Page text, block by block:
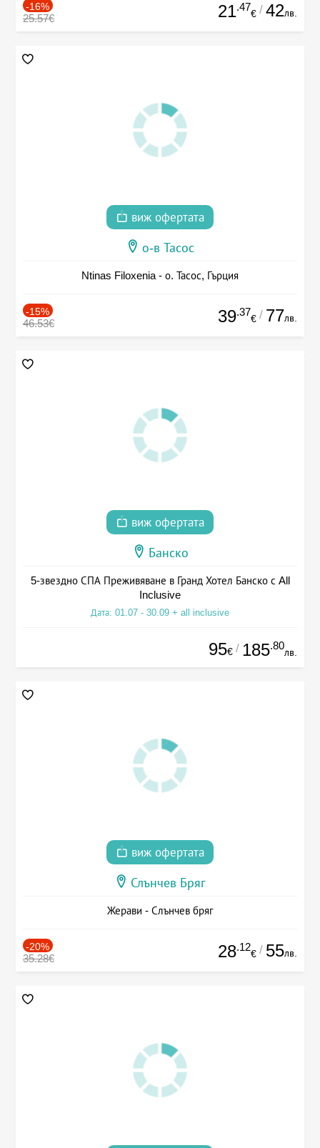
-16%
25.57€ 21.47
€ / 42лв.
виж офертата
о-в Тасос
Ntinas Filoxenia - о. Тасос, Гърция
-15%
46.53€ 39.37
€ / 77лв.
виж офертата
Банско
5-звездно СПА Преживяване в Гранд Хотел Банско с All
Inclusive
Дата: 01.07 - 30.09 + all inclusive
95€ / 185.80
лв.
виж офертата
Слънчев Бряг
Жерави - Слънчев бряг
-20%
35.28€ 28.12
€ / 55лв.